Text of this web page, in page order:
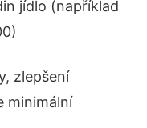
jídlo (například
zlepšení
minimální